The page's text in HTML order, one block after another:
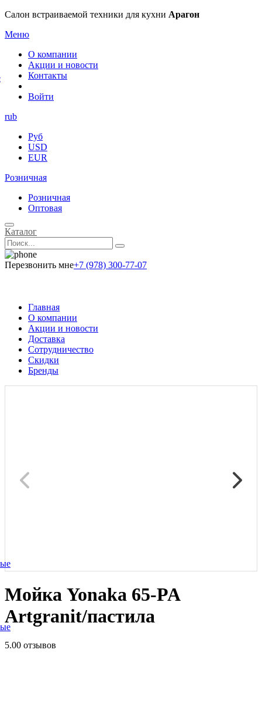
Салон встраиваемой техники для кухни Арагон
Меню
О компании
Акции и новости
Контакты
Войти
rub
Руб
USD
EUR
Розничная
Розничная
Оптовая
Каталог
Перезвонить мне+7 (978) 300-77-07
Главная
О компании
Акции и новости
Доставка
Сотрудничество
Скидки
Бренды
Мойка Yonaka 65-PA
Artgranit/пастила
5.00 отзывов